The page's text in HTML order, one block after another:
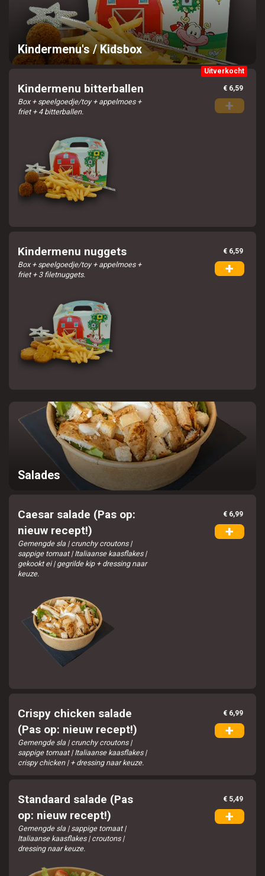
Kindermenu's / Kidsbox
Uitverkocht
Kindermenu bitterballen
Box + speelgoedje/toy + appelmoes +
friet + 4 bitterballen.
€ 6,59
+
Kindermenu nuggets
Box + speelgoedje/toy + appelmoes +
friet + 3 filetnuggets.
€ 6,59
+
Salades
Caesar salade (Pas op:
nieuw recept!)
Gemengde sla | crunchy croutons |
sappige tomaat | Italiaanse kaasflakes |
gekookt ei | gegrilde kip + dressing naar
keuze.
€ 6,99
+
Crispy chicken salade
(Pas op: nieuw recept!)
Gemengde sla | crunchy croutons |
sappige tomaat | Italiaanse kaasflakes |
crispy chicken | + dressing naar keuze.
€ 6,99
+
Standaard salade (Pas
op: nieuw recept!)
Gemengde sla | sappige tomaat |
Italiaanse kaasflakes | croutons |
dressing naar keuze.
€ 5,49
+